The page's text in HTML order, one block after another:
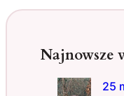
y
ą
ć
Najnowsze
25